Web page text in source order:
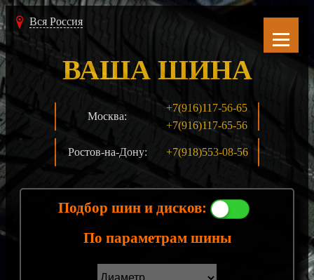
Вся Россия
Москва:
+7(916)117-56-65
+7(916)117-65-56
Ростов-на-Дону: +7(918)553-08-56
ВАША ШИНА
Подбор шин и дисков:
По параметрам шины